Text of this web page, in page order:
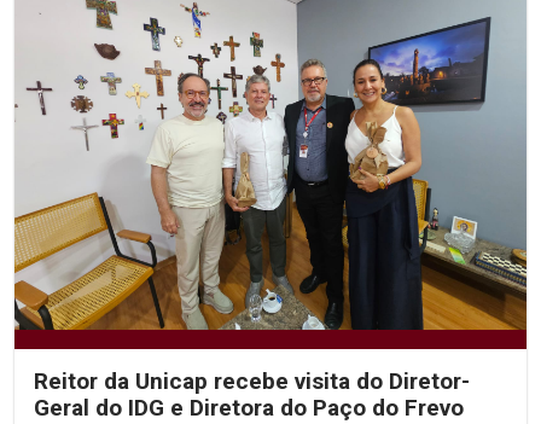
Reitor da Unicap recebe visita do Diretor-
Geral do IDG e Diretora do Paço do Frevo